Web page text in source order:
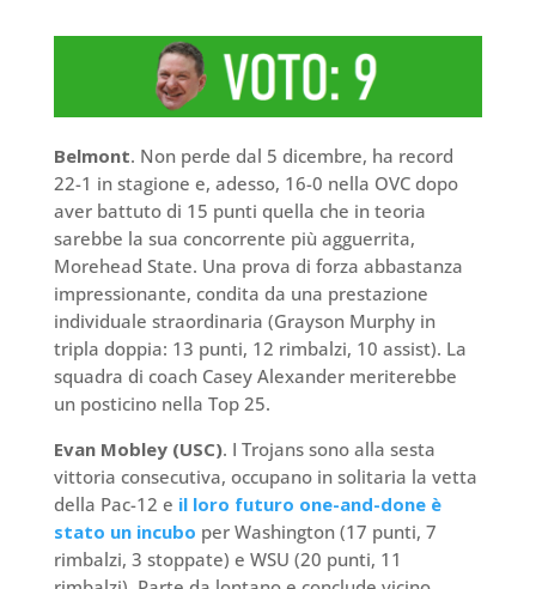
Belmont. Non perde dal 5 dicembre, ha record
22-1 in stagione e, adesso, 16-0 nella OVC dopo
aver battuto di 15 punti quella che in teoria
sarebbe la sua concorrente più agguerrita,
Morehead State. Una prova di forza abbastanza
impressionante, condita da una prestazione
individuale straordinaria (Grayson Murphy in
tripla doppia: 13 punti, 12 rimbalzi, 10 assist). La
squadra di coach Casey Alexander meriterebbe
un posticino nella Top 25.
Evan Mobley (USC). I Trojans sono alla sesta
vittoria consecutiva, occupano in solitaria la vetta
della Pac-12 e il loro futuro one-and-done è
stato un incubo per Washington (17 punti, 7
rimbalzi, 3 stoppate) e WSU (20 punti, 11